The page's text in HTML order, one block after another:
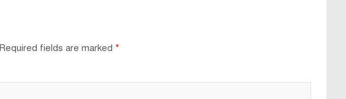
Required fields are marked *